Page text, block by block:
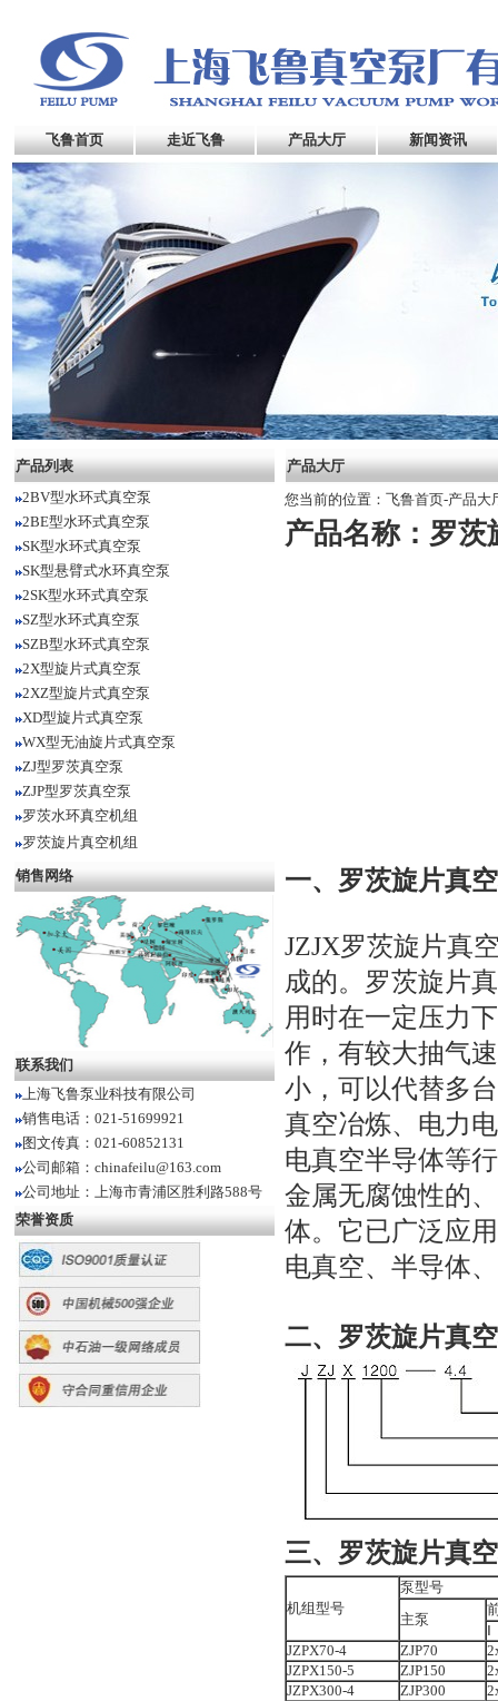
飞鲁首页 走近飞鲁 产品大厅 新闻资讯
产品列表
2BV型水环式真空泵
2BE型水环式真空泵
SK型水环式真空泵
SK型悬臂式水环真空泵
2SK型水环式真空泵
SZ型水环式真空泵
SZB型水环式真空泵
2X型旋片式真空泵
2XZ型旋片式真空泵
XD型旋片式真空泵
WX型无油旋片式真空泵
ZJ型罗茨真空泵
ZJP型罗茨真空泵
罗茨水环真空机组
罗茨旋片真空机组
销售网络
联系我们
上海飞鲁泵业科技有限公司
销售电话：021-51699921
图文传真：021-60852131
公司邮箱：chinafeilu@163.com
公司地址：上海市青浦区胜利路588号
荣誉资质
产品大厅
您当前的位置： 飞鲁首页-产品大
产品名称： 罗茨
一、 罗茨旋片真
JZJX罗茨旋片真
成的。 罗茨旋片
用时在一定压力
作，有较大抽气
小，可以代替多
真空冶炼、电力
电真空半导体等
金属无腐蚀性的
体。它已广泛应
电真空、半导体
二、 罗茨旋片真
三、 罗茨旋片真
机组型号
泵型号
主泵
Ⅰ
JZPX70-4
ZJP70
JZPX150-5
ZJP150
JZPX300-4
ZJP300